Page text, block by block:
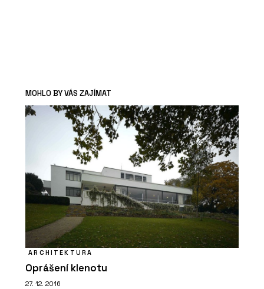
MOHLO BY VÁS ZAJÍMAT
ARCHITEKTURA
Oprášení klenotu
27. 12. 2016